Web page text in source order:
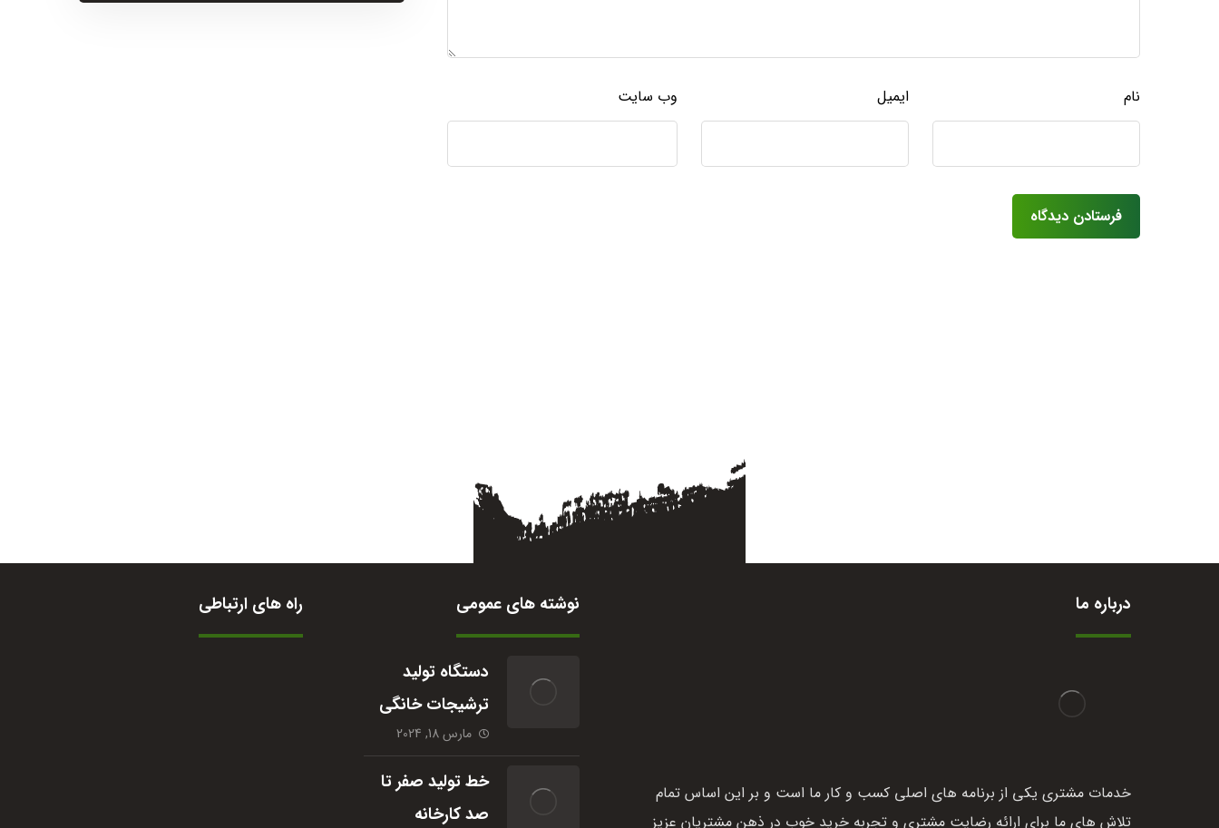
نام ایمیل وب‌ سایت
درباره ما
خدمات مشتری یکی از برنامه های اصلی کسب و کار ما است و بر این اساس تمام
تلاش های ما برای ارائه رضایت مشتری و تجربه خرید خوب در ذهن مشتریان عزیز
نوشته های عمومی
دستگاه تولید
ترشیجات خانگی
مارس 18, 2024
خط تولید صفر تا
صد کارخانه
راه های ارتباطی